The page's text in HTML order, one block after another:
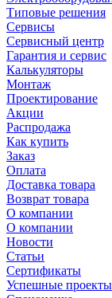
Типовые решения
Сервисы
Сервисный центр
Гарантия и сервис
Калькуляторы
Монтаж
Проектирование
Акции
Распродажа
Как купить
Заказ
Оплата
Доставка товара
Возврат товара
О компании
О компании
Новости
Статьи
Сертификаты
Успешные проекты